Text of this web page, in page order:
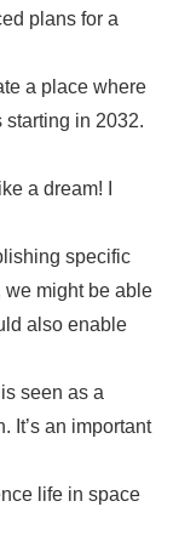
plans for a
a place where
starting in 2032.
a dream! I
specific
we might be able
also enable
seen as a
It’s an important
life in space